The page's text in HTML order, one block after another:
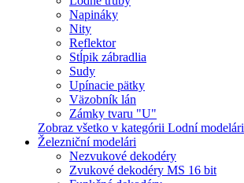
Napináky
Nity
Reflektor
Stĺpik zábradlia
Sudy
Upínacie pätky
Väzobník lán
Zámky tvaru "U"
Zobraz všetko v kategórii Lodní modelári
Železniční modelári
Nezvukové dekodéry
Zvukové dekodéry MS 16 bit